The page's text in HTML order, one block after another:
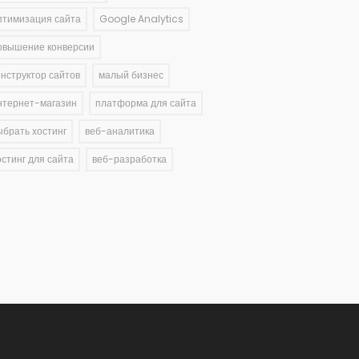
сайта Google Analytics
конверсии
сайтов малый бизнес
магазин платформа для сайта
хостинг веб-аналитика
для сайта веб-разработка